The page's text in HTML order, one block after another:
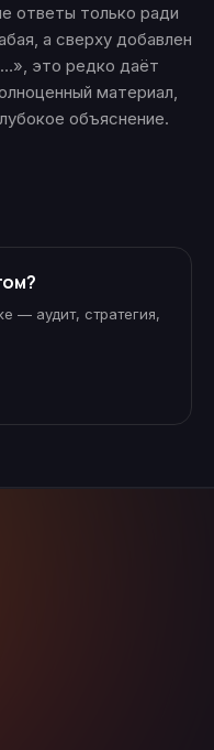
ответы только ради
а сверху добавлен
это редко даёт
материал,
объяснение.
— аудит, стратегия,